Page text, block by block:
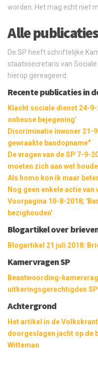
worden. Het mag echt niet
Alle publicaties
De SP heeft schriftelijke
staatssecretaris van
hierop gereageerd.
Recente publicaties in
Klacht sociale dienst 24-
onheuse bejegening’
Discriminatie inwoner 21-
gewraakte bandopname"
De vragen van de SP 7-9-
moeten zich aan wet
Als homo kon ik maar
Nog geen enkele actie
Voorpagina 10-8-2018;
bezighouden'
Blogartikel over
Blogartikel 21 juli 2018:
Kamervragen SP
Beantwoording-
uitkeringsgerechtigden
Achtergrond
Het artikel in de
doorgeslagen jacht op de
Witteman